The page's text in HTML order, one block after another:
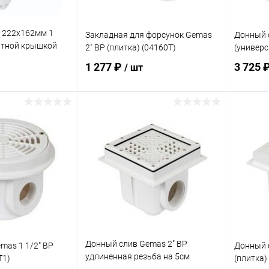
1
крышкой
В наличии
Закладная для форсунок Gemas
2" ВР (плитка) (04160T)
1 277 ₽ / шт
В избранное
К сравнению В наличии
Донный
3 725
В
К
1 1/2" ВР
Донный слив Gemas 2" ВР
удлиненная резьба на 5см
Донный